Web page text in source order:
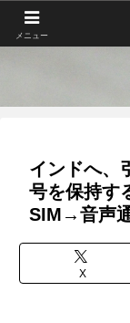
インドへ、
号を保持す
SIM→音声
X
メニュー